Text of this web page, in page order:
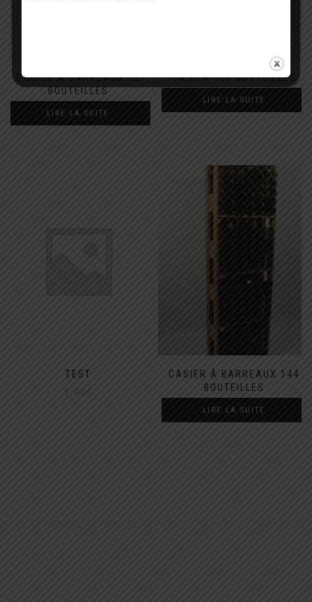
CASIER À BARREAUX 72
BOUTEILLES
LIRE LA SUITE
CASIER 168 BOUTEILLES
LIRE LA SUITE
TEST
1,00€
CASIER À BARREAUX 144
BOUTEILLES
LIRE LA SUITE